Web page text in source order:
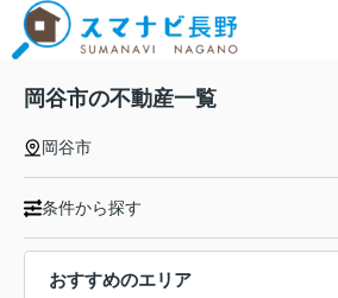
岡谷市の不動産一覧
岡谷市
条件から探す
おすすめのエリア